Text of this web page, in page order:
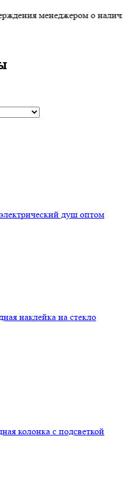
о наличии товара.
душ оптом
наклейка на стекло
колонка с подсветкой